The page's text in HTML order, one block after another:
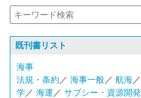
既刊書リスト
海事
法規・条約 ／ 海事一般／ 航海／
学／ 海運 ／ サブシー・資源開発